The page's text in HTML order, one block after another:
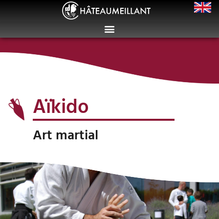
Aïkido
Art martial